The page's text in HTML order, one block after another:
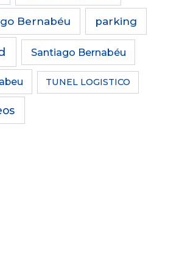
Bernabéu parking
Santiago Bernabéu
TUNEL LOGISTICO